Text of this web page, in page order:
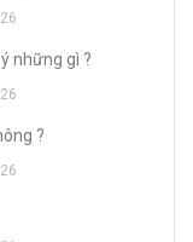
những gì ?
?